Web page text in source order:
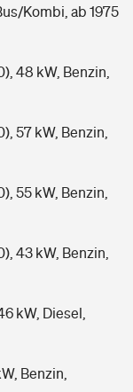
Kombi, ab 1975
48 kW, Benzin,
57 kW, Benzin,
55 kW, Benzin,
43 kW, Benzin,
kW, Diesel,
Benzin,